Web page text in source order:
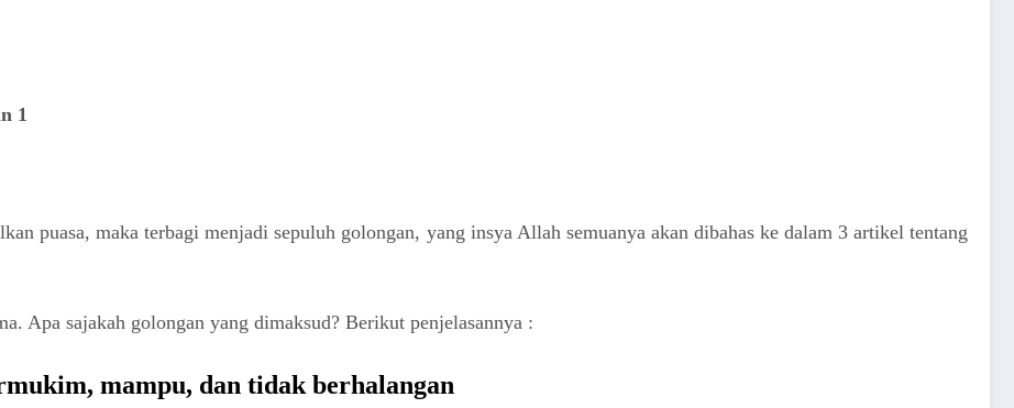
1
puasa, maka terbagi menjadi sepuluh golongan, yang insya Allah semuanya akan dibahas ke dalam 3 artikel tentang
Apa sajakah golongan yang dimaksud? Berikut penjelasannya :
mampu, dan tidak berhalangan